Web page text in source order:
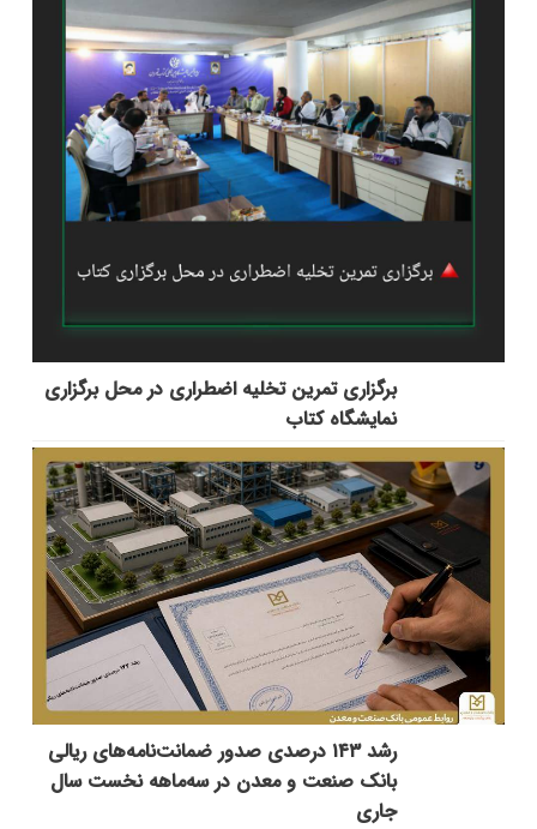
برگزاری تمرین تخلیه اضطراری در محل برگزاری
نمایشگاه کتاب
رشد ۱۴۳ درصدی صدور ضمانت‌نامه‌های ریالی
بانک صنعت و معدن در سه‌ماهه نخست سال
جاری